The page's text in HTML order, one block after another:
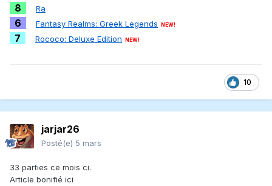
8 Ra
6 Fantasy Realms: Greek Legends NEW!
7 Rococo: Deluxe Edition NEW!
10
jarjar26
Posté(e) 5 mars
33 parties ce mois ci.
Article bonifié ici